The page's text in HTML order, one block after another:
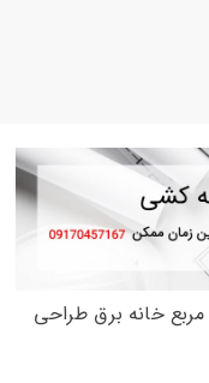
خانه برق طراحی